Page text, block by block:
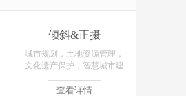
倾斜&正摄
城市规划，土地资源管理，
文化遗产保护，智慧城市建
查看详情